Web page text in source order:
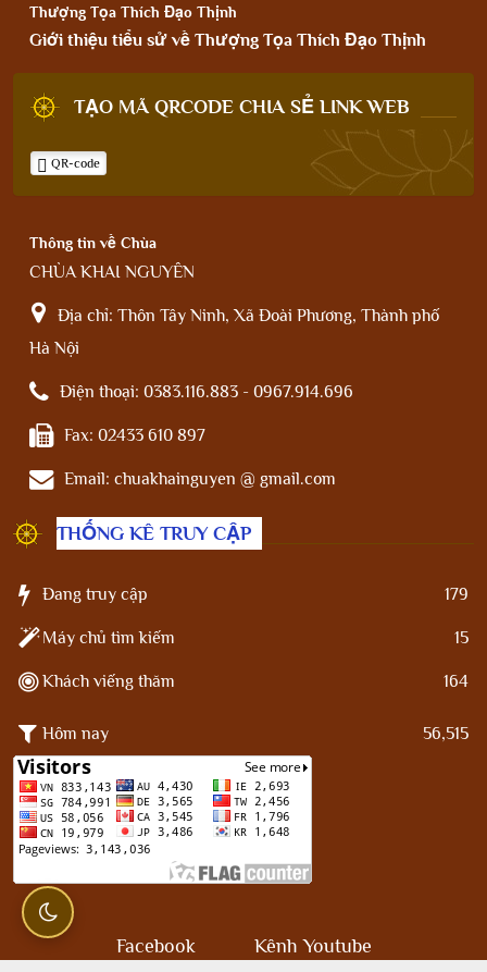
Thượng Tọa Thích Đạo Thịnh
Giới thiệu tiểu sử về Thượng Tọa Thích Đạo Thịnh
TẠO MÃ QRCODE CHIA SẺ LINK WEB
QR-code
Thông tin về Chùa
CHÙA KHAI NGUYÊN
Địa chỉ: Thôn Tây Ninh, Xã Đoài Phương, Thành phố
Hà Nội
Điện thoại: 0383.116.883 - 0967.914.696
Fax: 02433 610 897
Email: chuakhainguyen @ gmail.com
THỐNG KÊ TRUY CẬP
Đang truy cập 179
Máy chủ tìm kiếm 15
Khách viếng thăm 164
Hôm nay 56,515
Facebook
Kênh Youtube